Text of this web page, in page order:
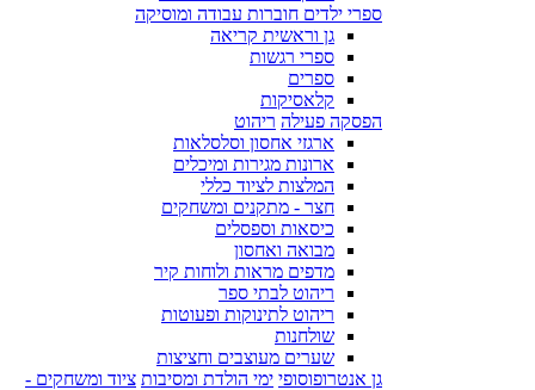
ספרי ילדים חוברות עבודה ומוסיקה
גן וראשית קריאה
ספרי רגשות
ספרים
קלאסיקות
הפסקה פעילה ריהוט
ארגזי אחסון וסלסלאות
ארונות מגירות ומיכלים
המלצות לציוד כללי
חצר - מתקנים ומשחקים
כיסאות וספסלים
מבואה ואחסון
מדפים מראות ולוחות קיר
ריהוט לבתי ספר
ריהוט לתינוקות ופעוטות
שולחנות
שערים מעוצבים וחציצות
גן אנטרופוסופי ימי הולדת ומסיבות ציוד ומשחקים -